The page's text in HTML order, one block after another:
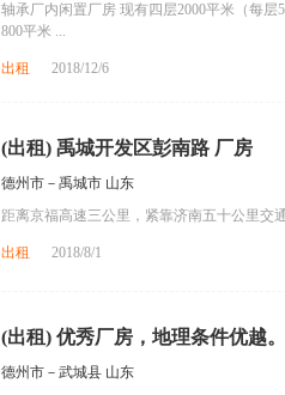
轴承厂内闲置厂房 现有四层2000平米（每
800平米 ...
出租 2018/12/6
(出租) 禹城开发区彭南路 厂房
德州市－禹城市 山东
距离京福高速三公里，紧靠济南五十公里交
出租 2018/8/1
(出租) 优秀厂房，地理条件优越。
德州市－武城县 山东